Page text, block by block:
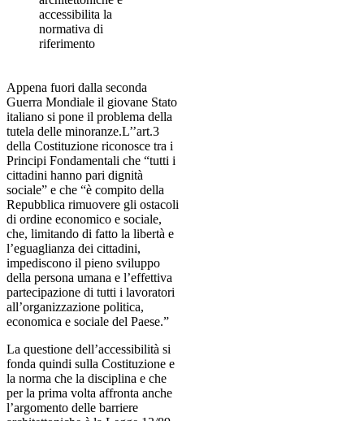
Appena fuori dalla seconda
Guerra Mondiale il giovane Stato
italiano si pone il problema della
tutela delle minoranze.L’’art.3
della Costituzione riconosce tra i
Principi Fondamentali che “tutti i
cittadini hanno pari dignità
sociale” e che “è compito della
Repubblica rimuovere gli ostacoli
di ordine economico e sociale,
che, limitando di fatto la libertà e
l’eguaglianza dei cittadini,
impediscono il pieno sviluppo
della persona umana e l’effettiva
partecipazione di tutti i lavoratori
all’organizzazione politica,
economica e sociale del Paese.”
La questione dell’accessibilità si
fonda quindi sulla Costituzione e
la norma che la disciplina e che
per la prima volta affronta anche
l’argomento delle barriere